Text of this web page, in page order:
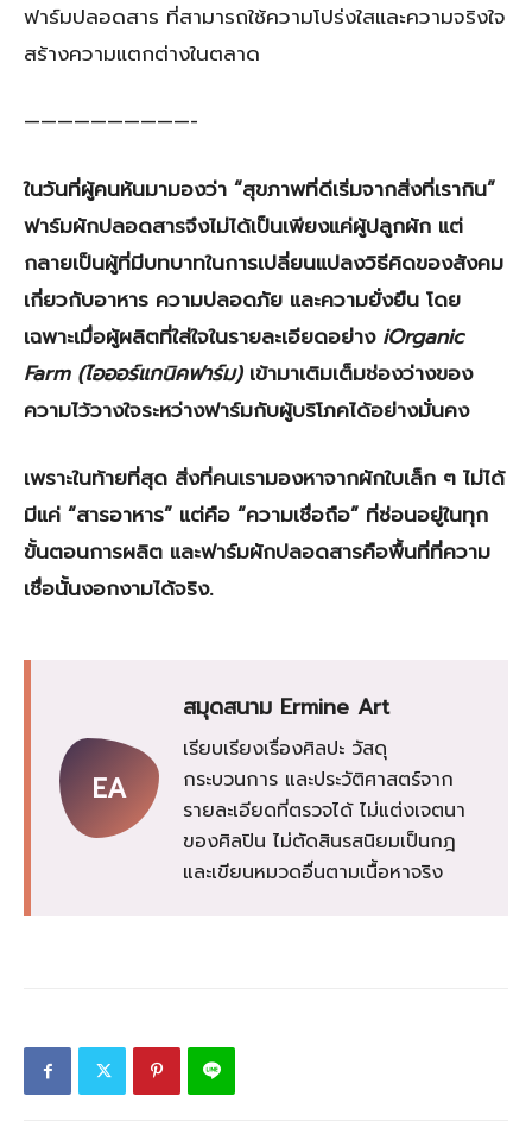
ฟาร์มปลอดสาร ที่สามารถใช้ความโปร่งใสและความจริงใจ
สร้างความแตกต่างในตลาด
——————————-
ในวันที่ผู้คนหันมามองว่า “สุขภาพที่ดีเริ่มจากสิ่งที่เรากิน”
ฟาร์มผักปลอดสารจึงไม่ได้เป็นเพียงแค่ผู้ปลูกผัก แต่
กลายเป็นผู้ที่มีบทบาทในการเปลี่ยนแปลงวิธีคิดของสังคม
เกี่ยวกับอาหาร ความปลอดภัย และความยั่งยืน โดย
เฉพาะเมื่อผู้ผลิตที่ใส่ใจในรายละเอียดอย่าง iOrganic
Farm (ไอออร์แกนิคฟาร์ม)เข้ามาเติมเต็มช่องว่างของ
ความไว้วางใจระหว่างฟาร์มกับผู้บริโภคได้อย่างมั่นคง
เพราะในท้ายที่สุด สิ่งที่คนเรามองหาจากผักใบเล็ก ๆ ไม่ได้
มีแค่ “สารอาหาร” แต่คือ “ความเชื่อถือ” ที่ซ่อนอยู่ในทุก
ขั้นตอนการผลิต และฟาร์มผักปลอดสารคือพื้นที่ที่ความ
เชื่อนั้นงอกงามได้จริง.
EA
สมุดสนาม Ermine Art
เรียบเรียงเรื่องศิลปะ วัสดุ
กระบวนการ และประวัติศาสตร์จาก
รายละเอียดที่ตรวจได้ ไม่แต่งเจตนา
ของศิลปิน ไม่ตัดสินรสนิยมเป็นกฎ
และเขียนหมวดอื่นตามเนื้อหาจริง